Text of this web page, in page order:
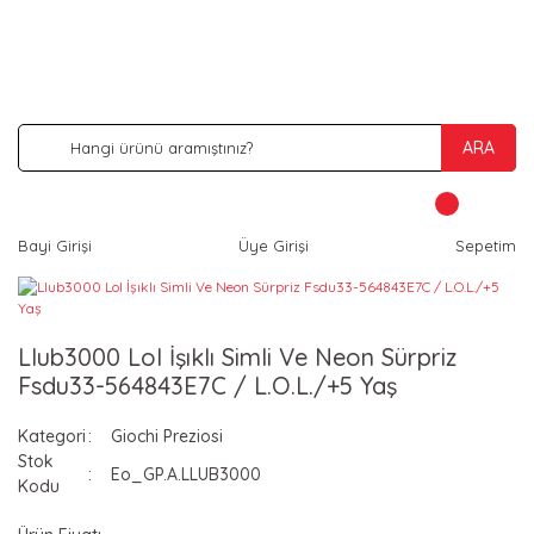
ARA
Bayi Girişi Üye Girişi Sepetim
Llub3000 Lol İşıklı Simli Ve Neon Sürpriz
Fsdu33-564843E7C / L.O.L./+5 Yaş
Kategori
Giochi Preziosi
Stok
Kodu
Eo_GP.A.LLUB3000